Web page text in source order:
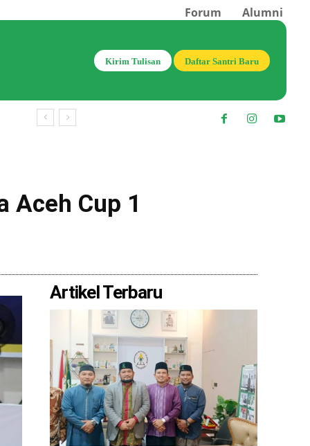
Forum Alumni
Daftar Santri Baru
Kirim Tulisan
Aceh Cup 1
Artikel Terbaru